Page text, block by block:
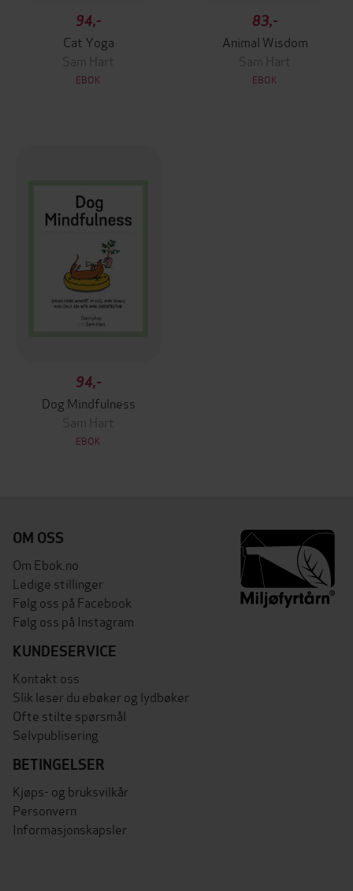
94,-
Cat Yoga
Sam Hart
EBOK
83,-
Animal Wisdom
Sam Hart
EBOK
94,-
Dog Mindfulness
Sam Hart
EBOK
OM OSS
Om Ebok.no
Ledige stillinger
Følg oss på Facebook
Følg oss på Instagram
KUNDESERVICE
Kontakt oss
Slik leser du ebøker og lydbøker
Ofte stilte spørsmål
Selvpublisering
BETINGELSER
Kjøps- og bruksvilkår
Personvern
Informasjonskapsler